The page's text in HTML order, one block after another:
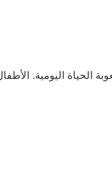
الحياة اليومية.